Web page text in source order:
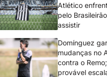
Atlético
pelo
assistir
Domínguez
mudanças no
contra o
provável